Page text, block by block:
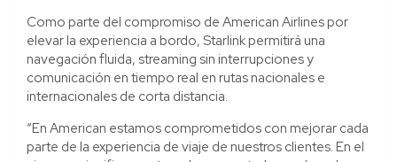
Como parte del compromiso de American Airlines por
elevar la experiencia a bordo, Starlink permitirá una
navegación fluida, streaming sin interrupciones y
comunicación en tiempo real en rutas nacionales e
internacionales de corta distancia.
“En American estamos comprometidos con mejorar cada
parte de la experiencia de viaje de nuestros clientes. En el